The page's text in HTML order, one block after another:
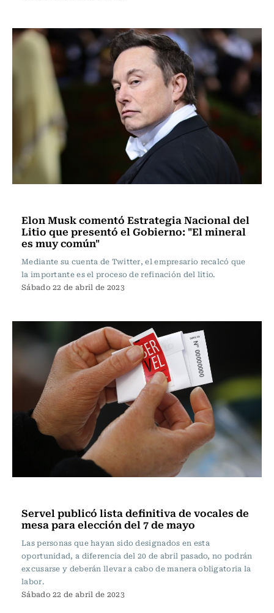
Elon Musk comentó Estrategia Nacional del
Litio que presentó el Gobierno: "El mineral
es muy común"
Mediante su cuenta de Twitter, el empresario recalcó que
la importante es el proceso de refinación del litio.
Sábado 22 de abril de 2023
Servel publicó lista definitiva de vocales de
mesa para elección del 7 de mayo
Las personas que hayan sido designados en esta
oportunidad, a diferencia del 20 de abril pasado, no podrán
excusarse y deberán llevar a cabo de manera obligatoria la
labor.
Sábado 22 de abril de 2023